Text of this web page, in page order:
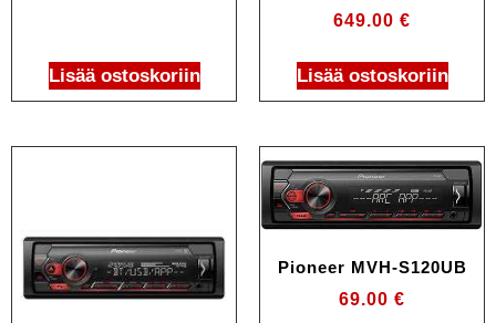
Lisää ostoskoriin
649.00 €
Lisää ostoskoriin
Pioneer MVH-S120UB
69.00 €